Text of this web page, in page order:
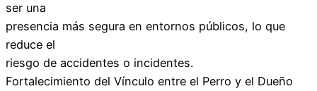
ser una
presencia más segura en entornos públicos, lo que
reduce el
riesgo de accidentes o incidentes.
Fortalecimiento del Vínculo entre el Perro y el Dueño